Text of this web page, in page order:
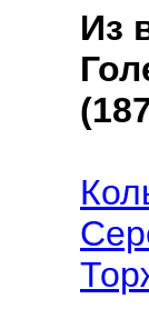
Из